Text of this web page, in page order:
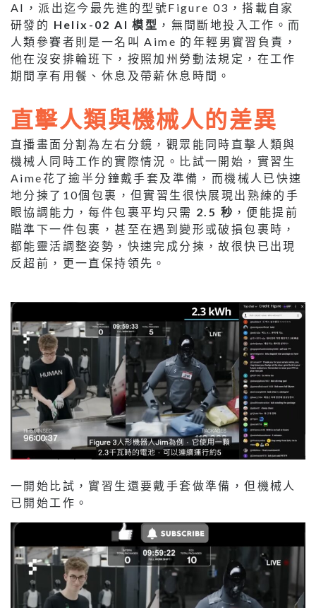
AI，派出迄今最先進的型號Figure 03，搭載自家
研發的 Helix-02 AI 模型 ，無間斷地投入工作。而
人類參賽者則是一名叫 Aime 的年輕男實習負責，
他在沒安排輪班下，按照加州勞動法規定，在工作
期間享有用餐、休息及帶薪休息時間。
直擊人類與機械人的差異
直播畫面分割為左右分鏡，觀眾能同時直擊人類與
機械人同時工作的實際情況。比試一開始，實習生
Aime花了逾半分鐘戴手套及準備，而機械人已快速
地分揀了10個包裹，但實習生很快展現出熟練的手
眼協調能力，每件包裹平均只需 2.5 秒 ，便能提前
瞄準下一件包裹，甚至在遇到變形或破損包裹時，
都能靈活調整姿勢，快速完成分揀，故很快已出現
反超前，更一直保持領先。
一開始比試，實習生還要戴手套做準備，但機械人
已開始工作。